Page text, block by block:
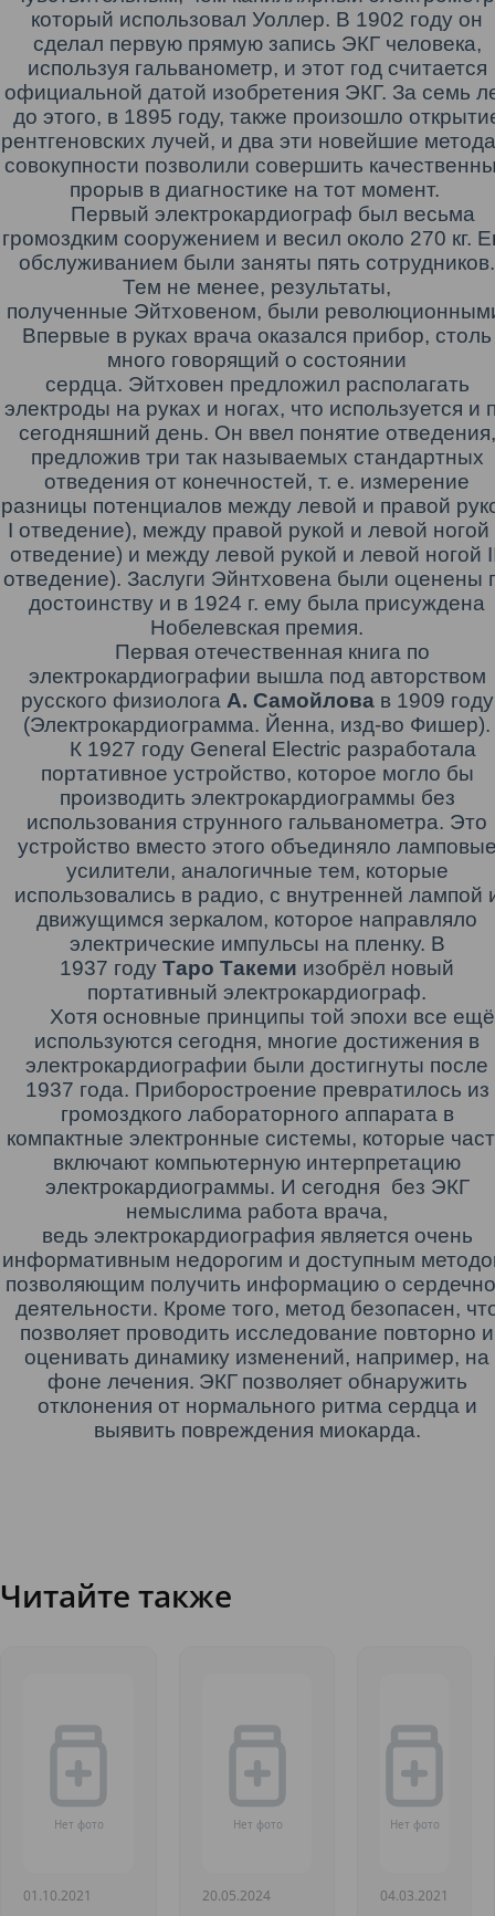
который использовал Уоллер. В 1902 году он
сделал первую прямую запись ЭКГ человека,
используя гальванометр, и этот год считается
официальной датой изобретения ЭКГ. За семь
до этого, в 1895 году, также произошло
рентгеновских лучей, и два эти новейшие
совокупности позволили совершить
прорыв в диагностике на тот момент.
Первый электрокардиограф был весьма
громоздким сооружением и весил около 270 кг.
обслуживанием были заняты пять сотрудников.
Тем не менее, результаты,
полученные Эйтховеном, были
Впервые в руках врача оказался прибор, столь
много говорящий о состоянии
сердца. Эйтховен предложил располагать
электроды на руках и ногах, что используется и
сегодняшний день. Он ввел понятие отведения,
предложив три так называемых стандартных
отведения от конечностей, т. е. измерение
разницы потенциалов между левой и правой
I отведение), между правой рукой и левой ногой
отведение) и между левой рукой и левой ногой
отведение). Заслуги Эйнтховена были оценены
достоинству и в 1924 г. ему была присуждена
Нобелевская премия.
Первая отечественная книга по
электрокардиографии вышла под авторством
русского физиолога А. Самойлова в 1909 году
(Электрокардиограмма. Йенна, изд-во Фишер).
К1927 году General Electric разработала
портативное устройство, которое могло бы
производить электрокардиограммы без
использования струнного гальванометра. Это
устройство вместо этого объединяло
усилители, аналогичные тем, которые
использовались в радио, с внутренней лампой
движущимся зеркалом, которое направляло
электрические импульсы на пленку. В
1937 году Таро Такеми изобрёл новый
портативный электрокардиограф.
Хотя основные принципы той эпохи все ещё
используются сегодня, многие достижения в
электрокардиографии были достигнуты после
1937 года. Приборостроение превратилось из
громоздкого лабораторного аппарата в
компактные электронные системы, которые
включают компьютерную интерпретацию
электрокардиограммы. И сегодня без ЭКГ
немыслима работа врача,
ведь электрокардиография является очень
информативным недорогим и доступным
позволяющим получить информацию о
деятельности. Кроме того, метод безопасен,
позволяет проводить исследование повторно и
оценивать динамику изменений, например, на
фоне лечения. ЭКГ позволяет обнаружить
отклонения от нормального ритма сердца и
выявить повреждения миокарда.
Читайте также
01.10.2021 20.05.2024 04.03.2021